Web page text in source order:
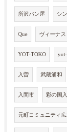
所沢パン屋 シ
Que ヴィーナ
YOT-TOKO
入曽 武蔵浦和
入間市 彩の国
元町コミュニティ